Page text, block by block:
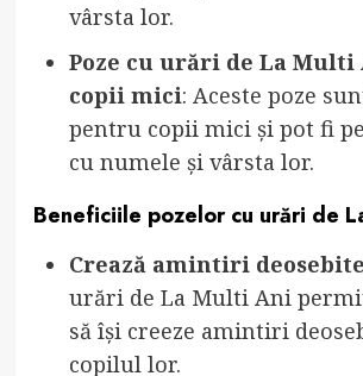
vârsta lor.
Poze cu urări de La
copii mici: Aceste poze
pentru copii mici și pot fi
cu numele și vârsta lor.
Beneficiile pozelor cu urări de
Crează amintiri deosebite
urări de La Multi Ani
să își creeze amintiri
copilul lor.